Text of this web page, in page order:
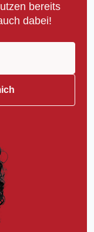
bereits
dabei!